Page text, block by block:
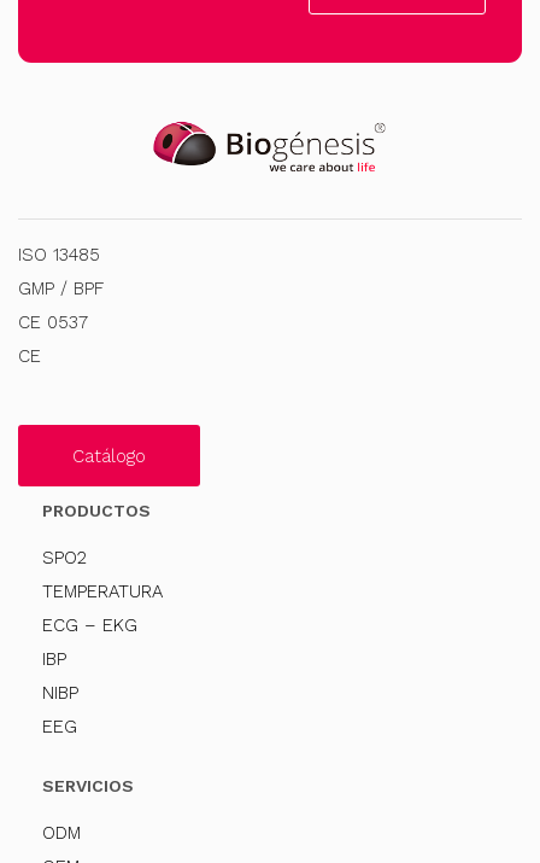
ISO 13485
GMP / BPF
CE 0537
CE
Catálogo
PRODUCTOS
SPO2
TEMPERATURA
ECG – EKG
IBP
NIBP
EEG
SERVICIOS
ODM